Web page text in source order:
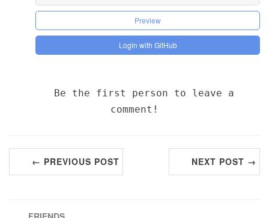
Preview
Login with GitHub
Be the first person to leave a
comment!
← PREVIOUS POST NEXT POST →